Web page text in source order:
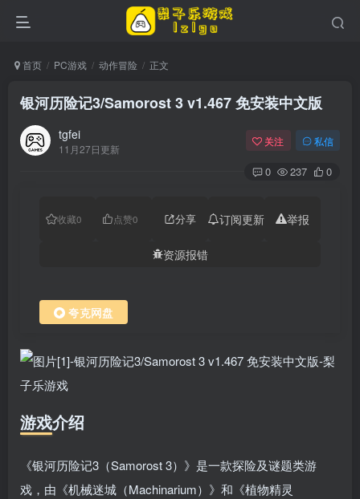
首页 PC游戏 动作冒险 正文
银河历险记3/Samorost 3 v1.467 免安装中文版
tgfei
11月27日更新
关注 私信
0 237 0
收藏0 点赞0 分享 订阅更新 举报
资源报错
夸克网盘
游戏介绍
《银河历险记3（Samorost 3）》是一款探险及谜题类游
戏，由《机械迷城（Machinarium）》和《植物精灵